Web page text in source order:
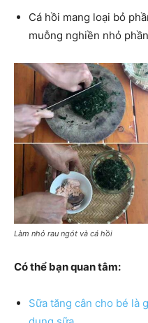
Cá hồi mang loại bỏ
muỗng nghiền nhỏ
Làm nhỏ rau ngót và cá hồi
Có thể bạn quan tâm:
Sữa tăng cân cho bé là